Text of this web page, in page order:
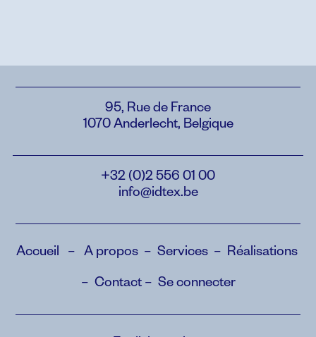
95, Rue de France
1070 Anderlecht, Belgique
+32 (0)2 556 01 00
info@idtex.be
Accueil – A propos– Services – Réalisations
– Contact– Se connecter